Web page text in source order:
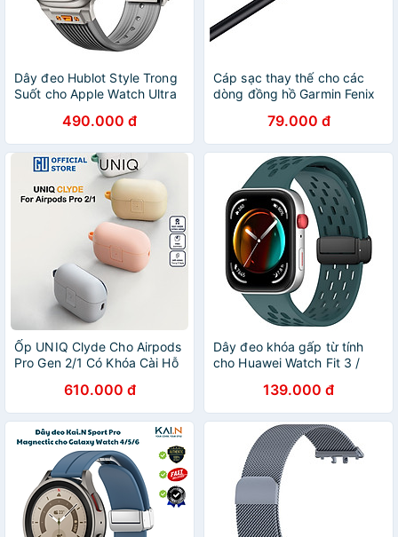
Dây đeo Hublot Style Trong
Suốt cho Apple Watch Ultra
4/5/6/7/8/9/SE/10/11 Size
44/45/46/49mm - Hàng
Chính Hãng
490.000 đ
Cáp sạc thay thế cho các
dòng đồng hồ Garmin Fenix
935, Instinct, Viviactive 3,
Venu - Hàng chính hãng /
Hàng nhập khẩu
79.000 đ
Ốp UNIQ Clyde Cho Airpods
Pro Gen 2/1 Có Khóa Cài Hỗ
Chính Hãng610.000 đ
Dây đeo khóa gấp từ tính
cho Huawei Watch Fit 3 /
Watch Fit 4 Pro / Huawei
Watch Fit 5 / Huawei Watch
Fit 5 Pro - Hàng Chính Hãng
139.000 đ